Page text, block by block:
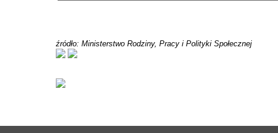
źródło: Ministerstwo Rodziny, Pracy i Polityki Społecznej